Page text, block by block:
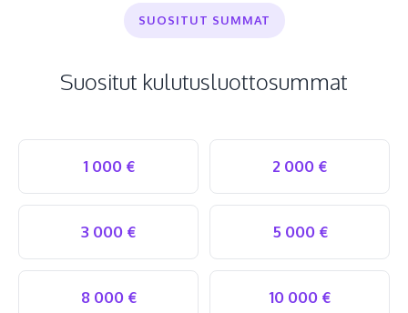
SUOSITUT SUMMAT
Suositut kulutusluottosummat
1 000 € 2 000 €
3 000 € 5 000 €
8 000 € 10 000 €